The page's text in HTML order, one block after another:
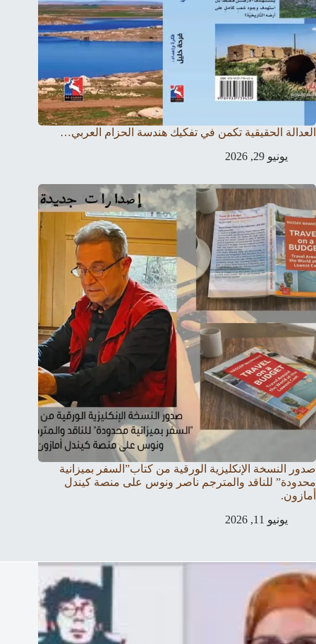
العدالة الحقيقية تكمن في تفكيك هندسة الحزام العربي…
يونيو 29, 2026
صدور النسخة الإنكليزية الورقية من كتاب”السفر بميزانية
محدودة” للناقد والمترجم ناصر ونوس على منصة كيندل
أمازون.
يونيو 11, 2026